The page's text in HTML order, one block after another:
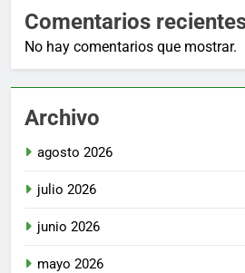
Comentarios
No hay comentarios que mostrar.
Archivo
agosto 2026
julio 2026
junio 2026
mayo 2026